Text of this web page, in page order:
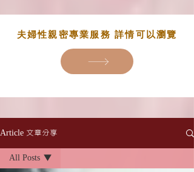
夫婦性親密專業服務 詳情可以瀏覽
Article 文章分享
All Posts